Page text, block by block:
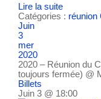
Lire la suite
Catégories : réunion
Juin
3
mer
2020
2020 – Réunion du
toujours fermée) @
Billets
Juin 3 @ 18:00